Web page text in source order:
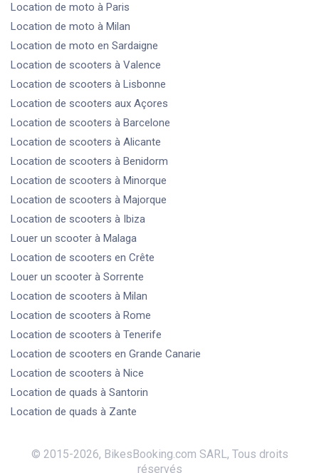
Location de moto à Paris
Location de moto à Milan
Location de moto en Sardaigne
Location de scooters à Valence
Location de scooters à Lisbonne
Location de scooters aux Açores
Location de scooters à Barcelone
Location de scooters à Alicante
Location de scooters à Benidorm
Location de scooters à Minorque
Location de scooters à Majorque
Location de scooters à Ibiza
Louer un scooter à Malaga
Location de scooters en Crête
Louer un scooter à Sorrente
Location de scooters à Milan
Location de scooters à Rome
Location de scooters à Tenerife
Location de scooters en Grande Canarie
Location de scooters à Nice
Location de quads à Santorin
Location de quads à Zante
© 2015-2026, BikesBooking.com SARL, Tous droits
réservés